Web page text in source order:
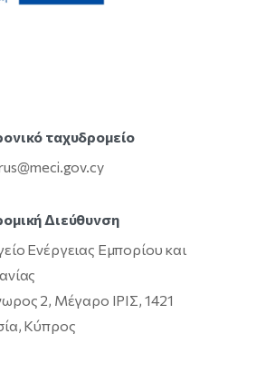
ταχυδρομείο
Διεύθυνση
Ενέργειας Εμπορίου και
2, Μέγαρο ΙΡΙΣ, 1421
Κύπρος